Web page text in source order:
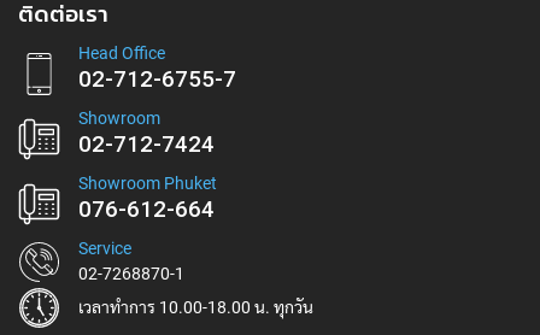
รับ
ติดต่อเรา
Head Office
02-712-6755-7
Showroom
02-712-7424
Showroom Phuket
076-612-664
Service
02-7268870-1
เวลาทำการ 10.00-18.00 น. ทุกวัน